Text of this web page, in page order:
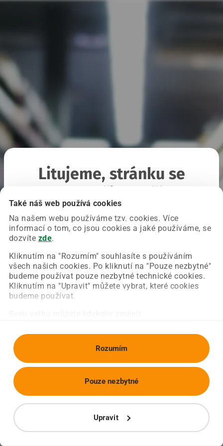
Také náš web používá cookies
Na našem webu používáme tzv. cookies. Více
informací o tom, co jsou cookies a jaké používáme, se
dozvíte zde.
Kliknutím na "Rozumím" souhlasíte s používáním
všech našich cookies. Po kliknutí na "Pouze nezbytné"
budeme používat pouze nezbytné technické cookies.
Kliknutím na "Upravit" můžete vybrat, které cookies
budeme používat.
Rozumím
Upravit
Pouze nezbytné
Litujeme, stránku se
Chyba nastala na naší straně a už ji opravujeme.
Zkuste prosím znovu načíst požadovanou stránku.
Obnovit stránku Úvodní strana